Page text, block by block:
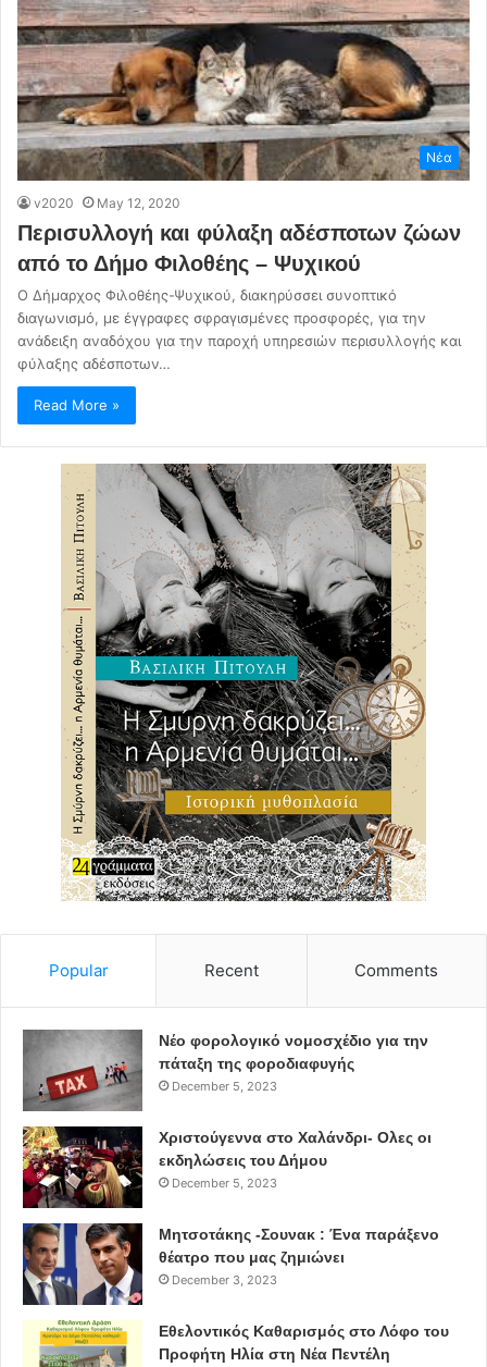
Νέα
v2020 May 12, 2020
Περισυλλογή και φύλαξη αδέσποτων ζώων
από το Δήμο Φιλοθέης – Ψυχικού
Ο Δήμαρχος Φιλοθέης-Ψυχικού, διακηρύσσει συνοπτικό
διαγωνισμό, με έγγραφες σφραγισμένες προσφορές, για την
ανάδειξη αναδόχου για την παροχή υπηρεσιών περισυλλογής και
φύλαξης αδέσποτων…
Read More »
Popular Recent Comments
Νέο φορολογικό νομοσχέδιο για την
πάταξη της φοροδιαφυγής
December 5, 2023
Χριστούγεννα στο Χαλάνδρι- Ολες οι
εκδηλώσεις του Δήμου
December 5, 2023
Μητσοτάκης -Σουνακ : Ένα παράξενο
θέατρο που μας ζημιώνει
December 3, 2023
Εθελοντικός Καθαρισμός στο Λόφο του
Προφήτη Ηλία στη Νέα Πεντέλη